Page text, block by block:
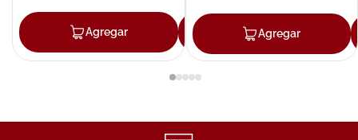
Agregar Agregar
Agregar